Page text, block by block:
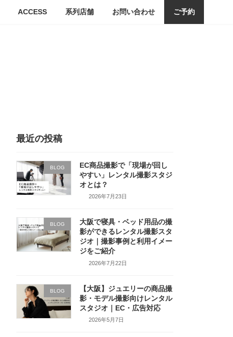
ACCESS 系列店舗 お問い合わせ ご予約
最近の投稿
BLOG
EC商品撮影で「現場が回し
やすい」レンタル撮影スタジ
オとは？
2026年7月23日
BLOG
大阪で寝具・ベッド用品の撮
影ができるレンタル撮影スタ
ジオ｜撮影事例と利用イメー
ジをご紹介
2026年7月22日
BLOG
【大阪】ジュエリーの商品撮
影・モデル撮影向けレンタル
スタジオ｜EC・広告対応
2026年5月7日